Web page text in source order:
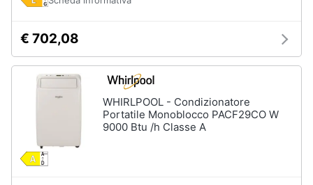
e
Promozioni
clienti
€ 702,08
WHIRLPOOL - Condizionatore
Portatile Monoblocco PACF29CO W
9000 Btu /h Classe A